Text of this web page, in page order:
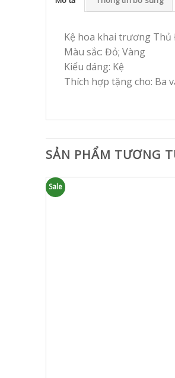
Kệ hoa khai trương Thủ
Màu sắc: Đỏ; Vàng
Kiểu dáng: Kệ
Thích hợp tặng cho: Ba
SẢN PHẨM TƯƠNG
Sale